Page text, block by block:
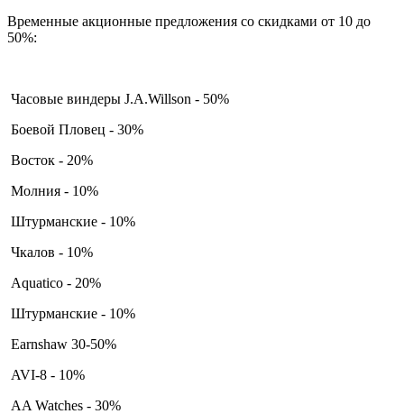
Временные акционные предложения со скидками от 10 до
50%:
Часовые виндеры J.A.Willson - 50%
Боевой Пловец - 30%
Восток - 20%
Молния - 10%
Штурманские - 10%
Чкалов - 10%
Aquatico - 20%
Штурманские - 10%
Earnshaw 30-50%
AVI-8 - 10%
AA Watches - 30%